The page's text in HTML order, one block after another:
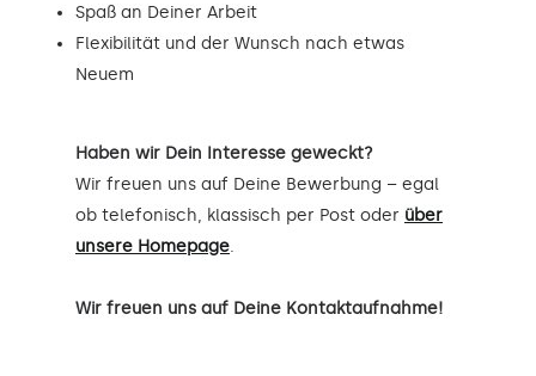
Spaß an Deiner Arbeit
Flexibilität und der Wunsch nach etwas
Neuem
Haben wir Dein Interesse geweckt?
Wir freuen uns auf Deine Bewerbung – egal
ob telefonisch, klassisch per Post oder über
unsere Homepage.
Wir freuen uns auf Deine Kontaktaufnahme!